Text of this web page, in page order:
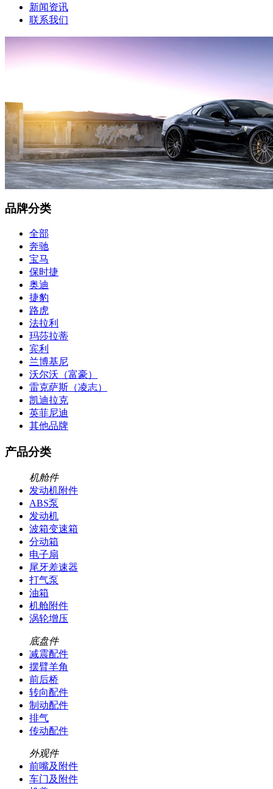
新闻资讯
联系我们
品牌分类
全部
奔驰
宝马
保时捷
奥迪
捷豹
路虎
法拉利
玛莎拉蒂
宾利
兰博基尼
沃尔沃（富豪）
雷克萨斯（凌志）
凯迪拉克
英菲尼迪
其他品牌
产品分类
机舱件
发动机附件
ABS泵
发动机
波箱变速箱
分动箱
电子扇
尾牙差速器
打气泵
油箱
机舱附件
涡轮增压
底盘件
减震配件
摆臂羊角
前后桥
转向配件
制动配件
排气
传动配件
外观件
前嘴及附件
车门及附件